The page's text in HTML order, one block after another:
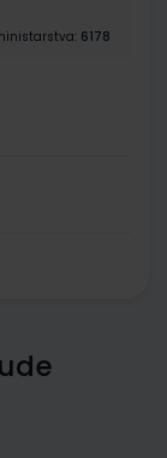
6178